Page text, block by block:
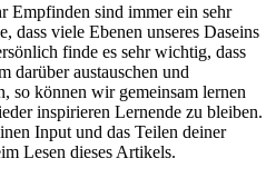
Empfinden sind immer ein sehr
dass viele Ebenen unseres Daseins
finde es sehr wichtig, dass
darüber austauschen und
so können wir gemeinsam lernen
inspirieren Lernende zu bleiben.
Input und das Teilen deiner
Lesen dieses Artikels.